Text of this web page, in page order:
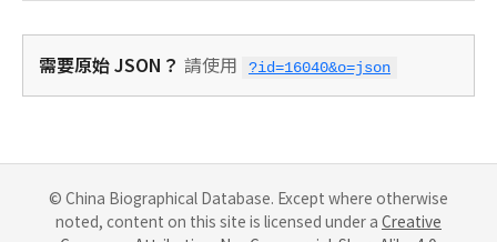
需要原始 JSON？ 請使用 ?id=16040&o=json
© China Biographical Database. Except where otherwise
noted, content on this site is licensed under a Creative